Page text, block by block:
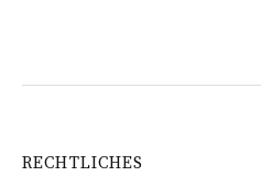
RECHTLICHES